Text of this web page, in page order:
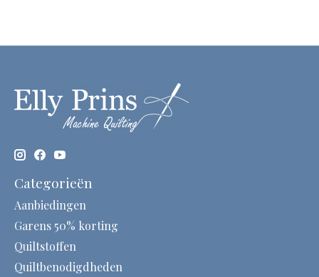
Categorieën
Aanbiedingen
Garens 50% korting
Quiltstoffen
Quiltbenodigdheden